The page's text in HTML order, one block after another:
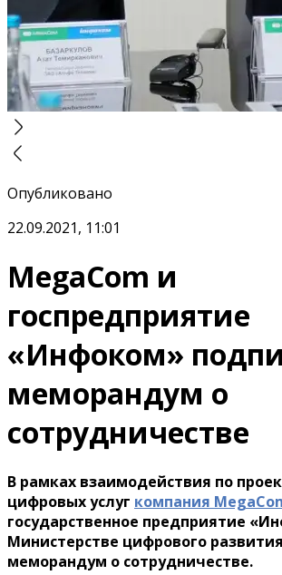
Опубликовано
22.09.2021, 11:01
MegaCom и
госпредприятие
«Инфоком»
меморандум о
сотрудничестве
В рамках взаимодействия по
цифровых услуг компания
государственное предприятие
Министерстве цифрового
меморандум о сотрудничестве.